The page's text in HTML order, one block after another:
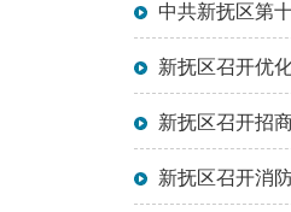
中共新抚区第
新抚区召开优
新抚区召开招
新抚区召开消